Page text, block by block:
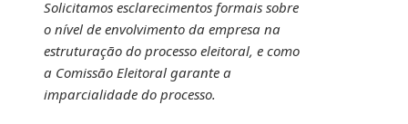
Solicitamos esclarecimentos formais sobre
o nível de envolvimento da empresa na
estruturação do processo eleitoral, e como
a Comissão Eleitoral garante a
imparcialidade do processo.